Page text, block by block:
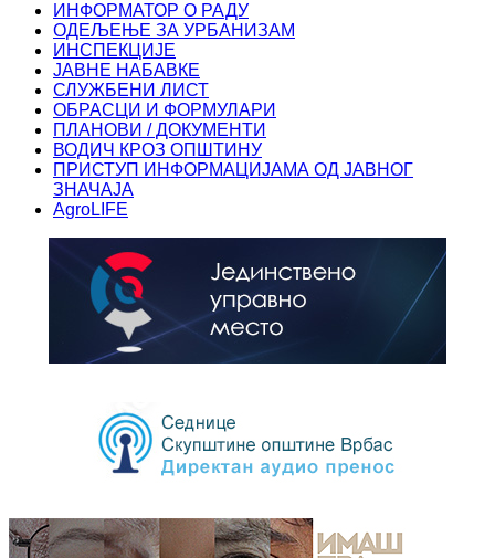
ИНФОРМАТОР О РАДУ
ОДЕЉЕЊЕ ЗА УРБАНИЗАМ
ИНСПЕКЦИЈЕ
ЈАВНЕ НАБАВКЕ
СЛУЖБЕНИ ЛИСТ
ОБРАСЦИ И ФОРМУЛАРИ
ПЛАНОВИ / ДОКУМЕНТИ
ВОДИЧ КРОЗ ОПШТИНУ
ПРИСТУП ИНФОРМАЦИЈАМА ОД ЈАВНОГ
ЗНАЧАЈА
AgroLIFE